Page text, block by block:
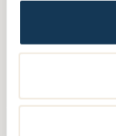
Jobba hos oss